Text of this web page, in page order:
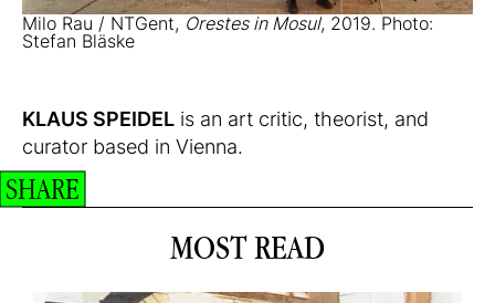
Milo Rau / NTGent, Orestes in Mosul, 2019. Photo:
Stefan Bläske
KLAUS SPEIDEL is an art critic, theorist, and
curator based in Vienna.
SHARE
MOST READ